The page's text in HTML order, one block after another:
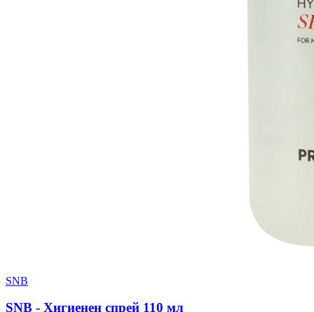
SNB
SNB - Хигиенен спрей 110 мл